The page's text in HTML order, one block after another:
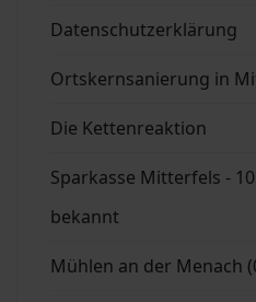
Datenschutzerklärung
Ortskernsanierung in
Die Kettenreaktion
Sparkasse Mitterfels -
bekannt
Mühlen an der Menach